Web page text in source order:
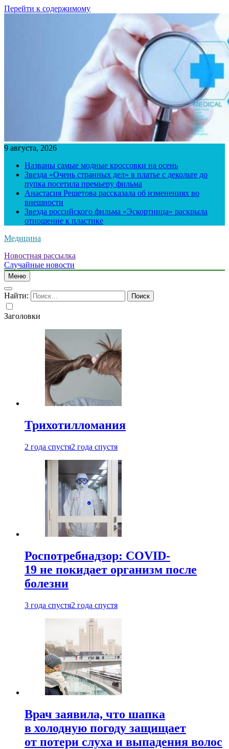
Перейти к содержимому
9 августа, 2026
Названы самые модные кроссовки на осень
Звезда «Очень странных дел» в платье с декольте до
пупка посетила премьеру фильма
Анастасия Решетова рассказала об изменениях во
внешности
Звезда российского фильма «Эскортница» раскрыла
отношение к пластике
Медицина
Новостная рассылка
Случайные новости
Меню
Найти:
Заголовки
Трихотилломания
2 года спустя2 года спустя
Роспотребнадзор: COVID-
19 не покидает организм после
болезни
3 года спустя2 года спустя
Врач заявила, что шапка
в холодную погоду защищает
от потери слуха и выпадения волос